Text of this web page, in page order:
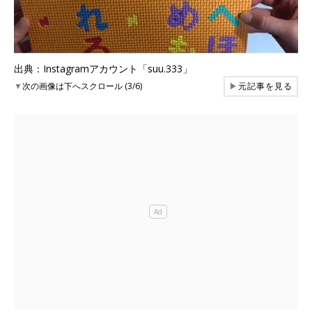
出典：Instagramアカウント「suu.333」
▼次の画像は下へスクロール (3/6) ▶元記事を見る